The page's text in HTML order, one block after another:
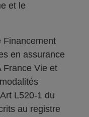
et le
Financement
en assurance
France Vie et
L520-1 du
au registre